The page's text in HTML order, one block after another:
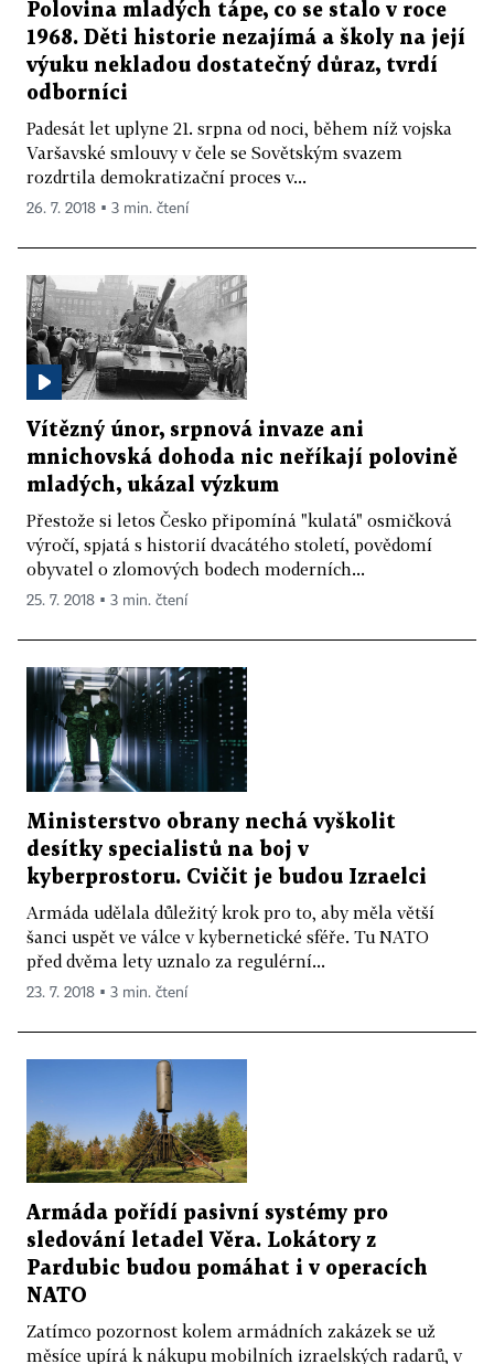
Polovina mladých tápe, co se stalo v roce
1968. Děti historie nezajímá a školy na její
výuku nekladou dostatečný důraz, tvrdí
odborníci
Padesát let uplyne 21. srpna od noci, během níž vojska
Varšavské smlouvy v čele se Sovětským svazem
rozdrtila demokratizační proces v...
26. 7. 2018 ▪ 3 min. čtení
Vítězný únor, srpnová invaze ani
mnichovská dohoda nic neříkají polovině
mladých, ukázal výzkum
Přestože si letos Česko připomíná "kulatá" osmičková
výročí, spjatá s historií dvacátého století, povědomí
obyvatel o zlomových bodech moderních...
25. 7. 2018 ▪ 3 min. čtení
Ministerstvo obrany nechá vyškolit
desítky specialistů na boj v
kyberprostoru. Cvičit je budou Izraelci
Armáda udělala důležitý krok pro to, aby měla větší
šanci uspět ve válce v kybernetické sféře. Tu NATO
před dvěma lety uznalo za regulérní...
23. 7. 2018 ▪ 3 min. čtení
Armáda pořídí pasivní systémy pro
sledování letadel Věra. Lokátory z
Pardubic budou pomáhat i v operacích
NATO
Zatímco pozornost kolem armádních zakázek se už
měsíce upírá k nákupu mobilních izraelských radarů, v